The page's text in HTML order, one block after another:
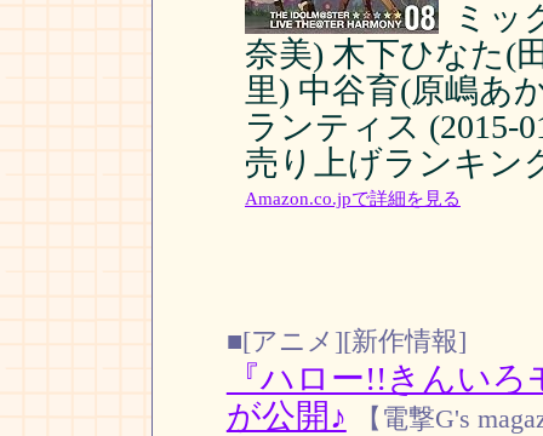
ミッ
奈美) 木下ひなた(
里) 中谷育(原嶋あ
ランティス (2015-
売り上げランキン
Amazon.co.jpで詳細を見る
■[アニメ][新作情報]
『ハロー!!きんい
が公開♪
【電撃G's